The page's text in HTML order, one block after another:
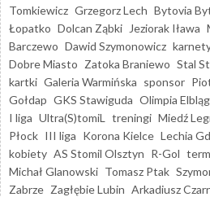
Tomkiewicz Grzegorz Lech Bytovia
Łopatko Dolcan Ząbki Jeziorak Iława
Barczewo Dawid Szymonowicz
Dobre Miasto Zatoka Braniewo Stal
kartki Galeria Warmińska sponsor
Gołdap GKS Stawiguda Olimpia Elbląg
I liga Ultra(S)tomiL treningi Miedź
Płock III liga Korona Kielce Lechia
kobiety AS Stomil Olsztyn R-Gol
Michał Glanowski Tomasz Ptak
Zabrze Zagłębie Lubin Arkadiusz